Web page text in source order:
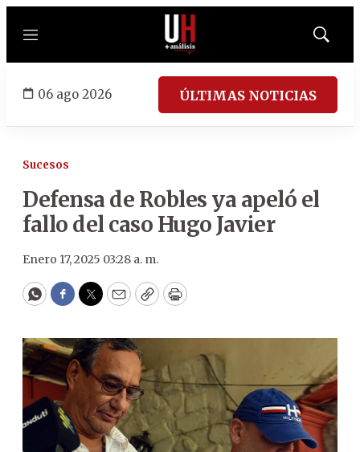
Menú
Mostrar
06 ago 2026 ÚLTIMAS NOTICIAS
Sucesos
Defensa de Robles ya apeló el
fallo del caso Hugo Javier
Enero 17, 2025 03:28 a. m.
WhatsApp
Facebook
Twitter
EmailCopyPrint